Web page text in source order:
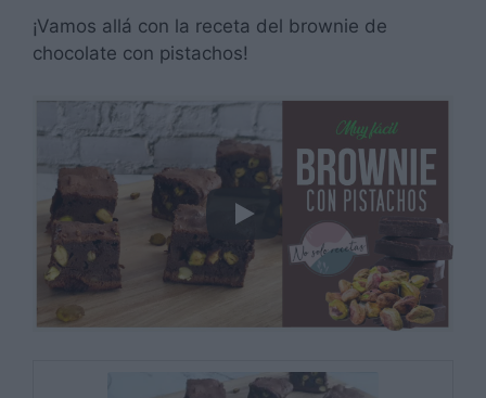
¡Vamos allá con la receta del brownie de
chocolate con pistachos!